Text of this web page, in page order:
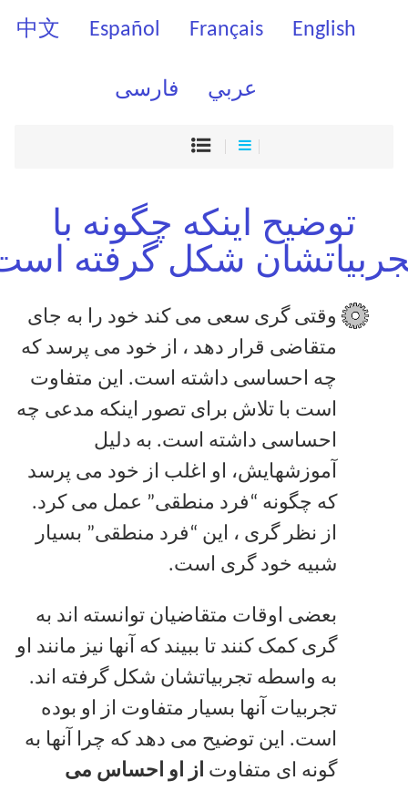
English
Français
Español
中文
عربي فارسی
توضیح اینکه چگونه با
شکل گرفته
وقتی گری سعی می کند خود را به جای
متقاضی قرار دهد ، از خود می پرسد که
چه احساسی داشته است. این متفاوت
است با تلاش برای تصور اینکه مدعی چه
احساسی داشته است. به دلیل
آموزشهایش، او اغلب از خود می پرسد
كه چگونه “فرد منطقی” عمل می كرد.
از نظر گری ، این “فرد منطقی” بسیار
شبیه خود گری است.
بعضی اوقات متقاضیان توانسته اند به
گری کمک کنند تا ببیند که آنها نیز مانند او
به واسطه تجربیاتشان شکل گرفته اند.
تجربیات آنها بسیار متفاوت از او بوده
است. این توضیح می دهد که چرا آنها به
گونه ای متفاوت از او احساس می